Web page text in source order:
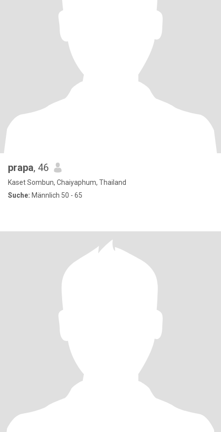
prapa, 46
Kaset Sombun, Chaiyaphum, Thailand
Suche: Männlich 50 - 65